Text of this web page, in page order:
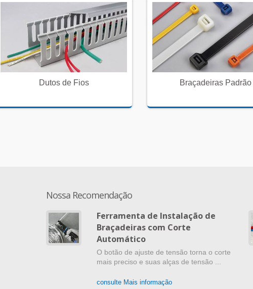
Dutos de Fios Braçadeiras Padrão
Nossa Recomendação
em
Ferramenta de Instalação de
Braçadeiras com Corte
Automático
O botão de ajuste de tensão torna o corte
mais preciso e suas alças de tensão ...
consulte Mais informação